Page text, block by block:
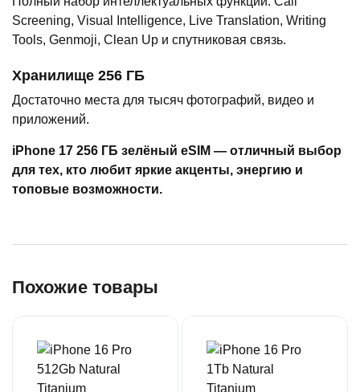
Screening, Visual Intelligence, Live Translation, Writing
Tools, Genmoji, Clean Up и спутниковая связь.
Хранилище 256 ГБ
Достаточно места для тысяч фотографий, видео и
приложений.
iPhone 17 256 ГБ зелёный eSIM — отличный выбор
для тех, кто любит яркие акценты, энергию и
топовые возможности.
Похожие товары